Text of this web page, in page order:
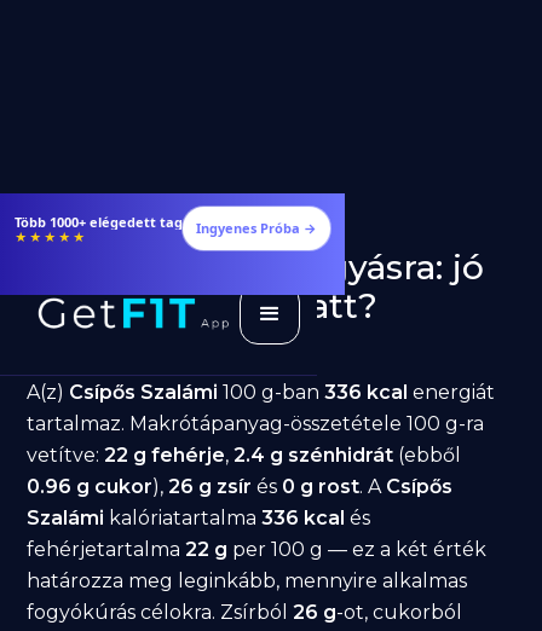
Több 1000+ elégedett tag
★★★★★ Ingyenes Próba →
Csípős Szalámi fogyásra: jó
választás diéta alatt?
A(z) Csípős Szalámi 100 g-ban336 kcal energiát
tartalmaz. Makrótápanyag-összetétele 100 g-ra
vetítve:22 g fehérje,2.4 g szénhidrát (ebből
0.96 g cukor),26 g zsír és 0 g rost. A Csípős
Szalámi kalóriatartalma336 kcal és
fehérjetartalma22 g per 100 g — ez a két érték
határozza meg leginkább, mennyire alkalmas
fogyókúrás célokra. Zsírból26 g-ot, cukorból